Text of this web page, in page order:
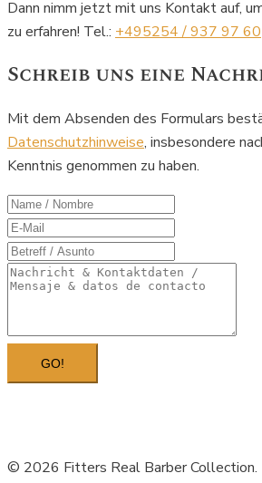
Dann nimm jetzt mit uns Kontakt auf,
zu erfahren! Tel.: +495254 / 937 97 60
Schreib uns eine
Mit dem Absenden des Formulars
Datenschutzhinweise, insbesondere
Kenntnis genommen zu haben.
GO!
© 2026 Fitters Real Barber Collection.